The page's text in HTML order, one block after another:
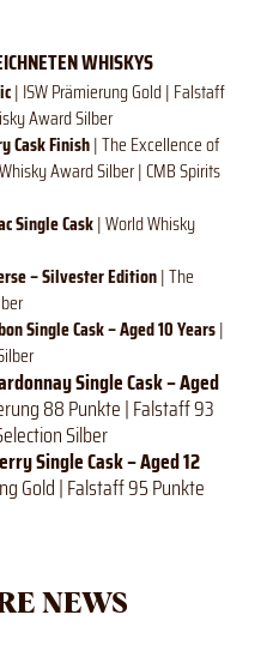
WHISKYS
| ISW Prämierung Gold | Falstaff
Award Silber
Cask Finish| The Excellence of
Award Silber | CMB Spirits
Single Cask| World Whisky
– Silvester Edition| The
Single Cask – Aged 10 Years|
Single Cask – Aged
88 Punkte | Falstaff 93
Silber
Single Cask – Aged 12
Gold | Falstaff 95 Punkte
NEWS